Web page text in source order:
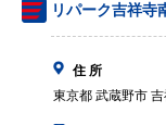
リパーク吉祥寺
住 所
東京都 武蔵野市